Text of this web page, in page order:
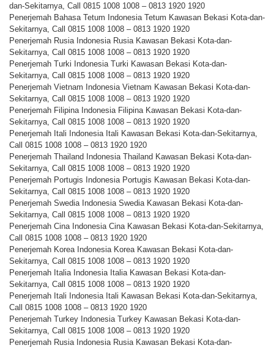
dan-Sekitarnya, Call 0815 1008 1008 – 0813 1920 1920
Penerjemah Bahasa Tetum Indonesia Tetum Kawasan Bekasi Kota-dan-
Sekitarnya, Call 0815 1008 1008 – 0813 1920 1920
Penerjemah Rusia Indonesia Rusia Kawasan Bekasi Kota-dan-
Sekitarnya, Call 0815 1008 1008 – 0813 1920 1920
Penerjemah Turki Indonesia Turki Kawasan Bekasi Kota-dan-
Sekitarnya, Call 0815 1008 1008 – 0813 1920 1920
Penerjemah Vietnam Indonesia Vietnam Kawasan Bekasi Kota-dan-
Sekitarnya, Call 0815 1008 1008 – 0813 1920 1920
Penerjemah Filipina Indonesia Filipina Kawasan Bekasi Kota-dan-
Sekitarnya, Call 0815 1008 1008 – 0813 1920 1920
Penerjemah Itali Indonesia Itali Kawasan Bekasi Kota-dan-Sekitarnya,
Call 0815 1008 1008 – 0813 1920 1920
Penerjemah Thailand Indonesia Thailand Kawasan Bekasi Kota-dan-
Sekitarnya, Call 0815 1008 1008 – 0813 1920 1920
Penerjemah Portugis Indonesia Portugis Kawasan Bekasi Kota-dan-
Sekitarnya, Call 0815 1008 1008 – 0813 1920 1920
Penerjemah Swedia Indonesia Swedia Kawasan Bekasi Kota-dan-
Sekitarnya, Call 0815 1008 1008 – 0813 1920 1920
Penerjemah Cina Indonesia Cina Kawasan Bekasi Kota-dan-Sekitarnya,
Call 0815 1008 1008 – 0813 1920 1920
Penerjemah Korea Indonesia Korea Kawasan Bekasi Kota-dan-
Sekitarnya, Call 0815 1008 1008 – 0813 1920 1920
Penerjemah Italia Indonesia Italia Kawasan Bekasi Kota-dan-
Sekitarnya, Call 0815 1008 1008 – 0813 1920 1920
Penerjemah Itali Indonesia Itali Kawasan Bekasi Kota-dan-Sekitarnya,
Call 0815 1008 1008 – 0813 1920 1920
Penerjemah Turkey Indonesia Turkey Kawasan Bekasi Kota-dan-
Sekitarnya, Call 0815 1008 1008 – 0813 1920 1920
Penerjemah Rusia Indonesia Rusia Kawasan Bekasi Kota-dan-